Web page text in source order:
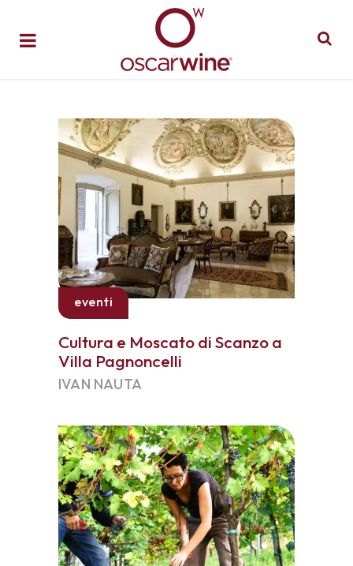
eventi
Cultura e Moscato di Scanzo a
Villa Pagnoncelli
IVAN NAUTA